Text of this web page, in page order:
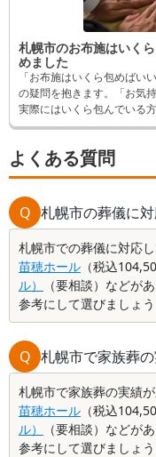
札幌市のお布施はいく
めました
「お布施はいくら包めば
の疑問を抱きます。「お気
実際にはいくら包んでいる方が
は、札幌市内でお布施を納
葬儀やご法要などでお布施
い。
よくある質問
Q 札幌市の葬儀に
札幌市での葬儀に対応
苗穂ホール （税込
ル）
（要相談）などが
参考にして選びましょう
Q 札幌市で家族葬
札幌市で家族葬の実績
苗穂ホール （税込
ル）
（要相談）などが
参考にして選びましょう